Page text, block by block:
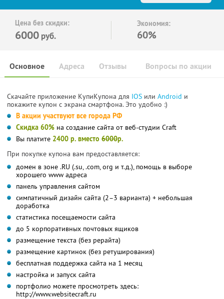
Цена без скидки:
6000 руб.
Экономия:
60%
Основное Отзывы Вопросы по акции
Адреса
Скачайте приложение КупиКупона для IOS или Android и
покажите купон с экрана смартфона. Это удобно :)
В акции участвуют все города РФ
Скидка 60% на создание сайта от веб-студии Craft
Вы платите 2400 р. вместо 6000р.
При покупке купона вам предоставляется:
домен в зоне .RU (.su, .com, org и т.д.), помощь в выборе
хорошего www адреса
панель управления сайтом
симпатичный дизайн сайта (2–3 варианта) + небольшая
доработка
статистика посещаемости сайта
до 5 корпоративных почтовых ящиков
размещение текста (без рерайта)
размещение картинок (без ретуширования)
бесплатная поддержка сайта на 1 месяц
настройка и запуск сайта
портфолио можете просмотреть здесь:
http://www.websitecraft.ru